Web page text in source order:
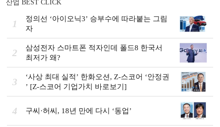
산업 BEST CLICK
1
정의선 ‘아이오닉3ʼ 승부수에 따라붙는 그림
자
2
삼성전자 스마트폰 적자인데 폴드8 한국서
최저가 왜?
3
‘사상 최대 실적ʼ 한화오션, Z-스코어 ‘안정권
ʼ [Z-스코어 기업가치 바로보기]
4 구씨·허씨, 18년 만에 다시 ‘동업’